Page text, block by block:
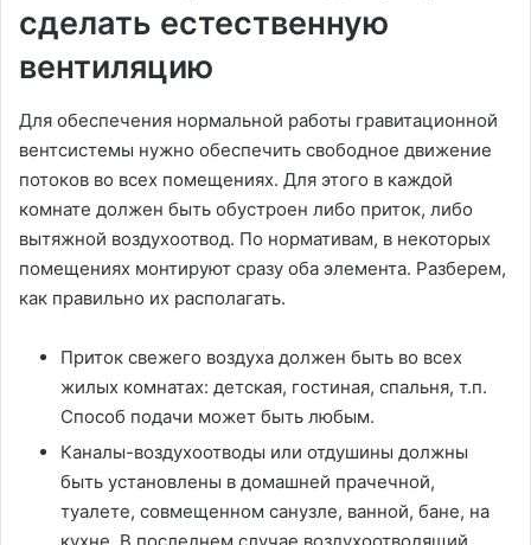
сделать естественную
вентиляцию
Для обеспечения нормальной работы гравитационной
вентсистемы нужно обеспечить свободное движение
потоков во всех помещениях. Для этого в каждой
комнате должен быть обустроен либо приток, либо
вытяжной воздухоотвод. По нормативам, в некоторых
помещениях монтируют сразу оба элемента. Разберем,
как правильно их располагать.
Приток свежего воздуха должен быть во всех
жилых комнатах: детская, гостиная, спальня, т.п.
Способ подачи может быть любым.
Каналы-воздухоотводы или отдушины должны
быть установлены в домашней прачечной,
туалете, совмещенном санузле, ванной, бане, на